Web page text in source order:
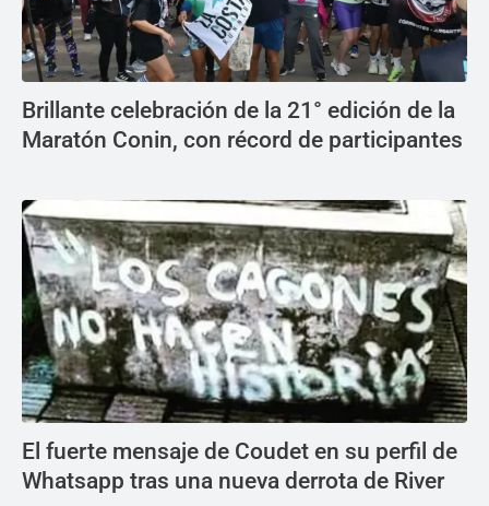
Brillante celebración de la 21° edición de la
Maratón Conin, con récord de participantes
El fuerte mensaje de Coudet en su perfil de
Whatsapp tras una nueva derrota de River